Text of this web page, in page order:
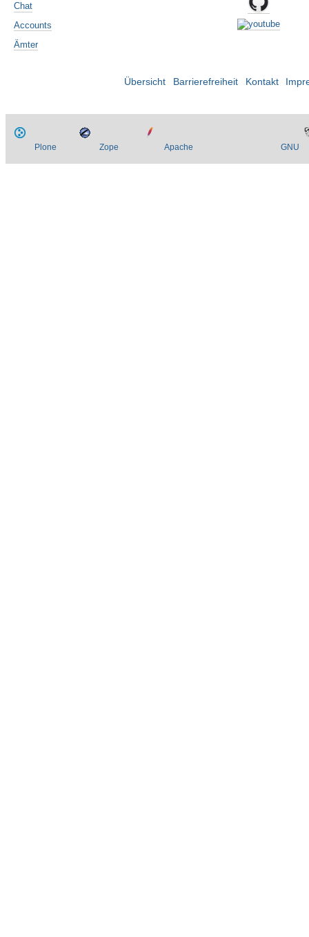
Chat
Accounts
Ämter
Übersicht Barrierefreiheit Kontakt
Plone Zope Apache GNU